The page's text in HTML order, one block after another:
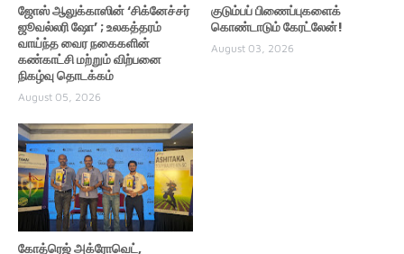
ஜோஸ் ஆலுக்காஸின் ‘சிக்னேச்சர்
ஜூவல்லரி ஷோ’ ; உலகத்தரம்
வாய்ந்த வைர நகைகளின்
கண்காட்சி மற்றும் விற்பனை
நிகழ்வு தொடக்கம்
August 05, 2026
குடும்பப் பிணைப்புகளைக்
கொண்டாடும் கேரட்லேன்!
August 03, 2026
கோத்ரெஜ் அக்ரோவெட்,